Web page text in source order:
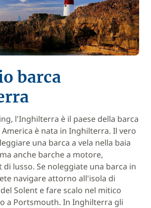
barca
l'Inghilterra è il paese della barca
America è nata in Inghilterra. Il vero
una barca a vela nella baia
anche barche a motore,
lusso. Se noleggiate una barca in
navigare attorno all'isola di
Solent e fare scalo nel mitico
a Portsmouth. In Inghilterra gli